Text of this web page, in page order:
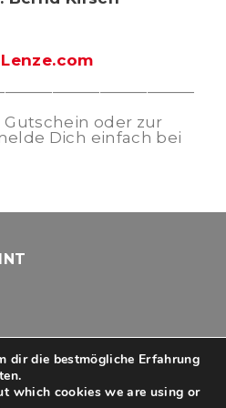
Gutschein oder zur
Dich einfach bei
dir die bestmögliche Erfahrung
which cookies we are using or